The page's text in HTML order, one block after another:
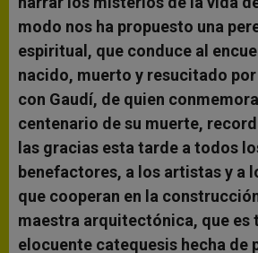
modo nos ha propuesto una
espiritual, que conduce al
nacido, muerto y resucitado
con Gaudí, de quien
centenario de su muerte,
las gracias esta tarde a todos
benefactores, a los artistas y a
que cooperan en la
maestra arquitectónica, que es
elocuente catequesis hecha de